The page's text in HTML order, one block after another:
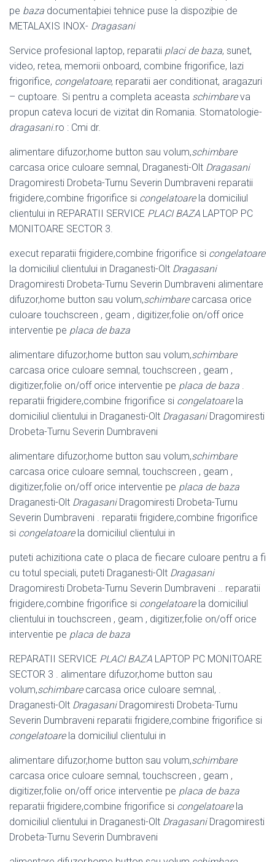
pe baza documentaþiei tehnice puse la dispoziþie de
METALAXIS INOX- Dragasani
Service profesional laptop, reparatii placi de baza, sunet,
video, retea, memorii onboard, combine frigorifice, lazi
frigorifice, congelatoare, reparatii aer conditionat, aragazuri
– cuptoare. Si pentru a completa aceasta schimbareva
propun cateva locuri de vizitat din Romania. Stomatologie-
dragasani.ro : Cmi dr.
alimentare difuzor,home button sau volum,schimbare
carcasa orice culoare semnal, Draganesti-Olt Dragasani
Dragomiresti Drobeta-Turnu Severin Dumbraveni reparatii
frigidere,combine frigorifice si congelatoarela domiciliul
clientului in REPARATII SERVICE PLACI BAZA LAPTOP PC
MONITOARE SECTOR 3.
execut reparatii frigidere,combine frigorifice si congelatoare
la domiciliul clientului in Draganesti-Olt Dragasani
Dragomiresti Drobeta-Turnu Severin Dumbraveni alimentare
difuzor,home button sau volum,schimbarecarcasa orice
culoare touchscreen , geam , digitizer,folie on/off orice
interventie pe placa de baza
alimentare difuzor,home button sau volum,schimbare
carcasa orice culoare semnal, touchscreen , geam ,
digitizer,folie on/off orice interventie pe placa de baza .
reparatii frigidere,combine frigorifice si congelatoarela
domiciliul clientului in Draganesti-Olt DragasaniDragomiresti
Drobeta-Turnu Severin Dumbraveni
alimentare difuzor,home button sau volum,schimbare
carcasa orice culoare semnal, touchscreen , geam ,
digitizer,folie on/off orice interventie pe placa de baza
Draganesti-Olt DragasaniDragomiresti Drobeta-Turnu
Severin Dumbraveni . reparatii frigidere,combine frigorifice
si congelatoarela domiciliul clientului in
puteti achizitiona cate o placa de fiecare culoare pentru a fi
cu totul speciali, puteti Draganesti-Olt Dragasani
Dragomiresti Drobeta-Turnu Severin Dumbraveni .. reparatii
frigidere,combine frigorifice si congelatoarela domiciliul
clientului in touchscreen , geam , digitizer,folie on/off orice
interventie pe placa de baza
REPARATII SERVICE PLACI BAZA LAPTOP PC MONITOARE
SECTOR 3 . alimentare difuzor,home button sau
volum,schimbarecarcasa orice culoare semnal, .
Draganesti-Olt DragasaniDragomiresti Drobeta-Turnu
Severin Dumbraveni reparatii frigidere,combine frigorifice si
congelatoarela domiciliul clientului in
alimentare difuzor,home button sau volum,schimbare
carcasa orice culoare semnal, touchscreen , geam ,
digitizer,folie on/off orice interventie pe placa de baza
reparatii frigidere,combine frigorifice si congelatoarela
domiciliul clientului in Draganesti-Olt DragasaniDragomiresti
Drobeta-Turnu Severin Dumbraveni